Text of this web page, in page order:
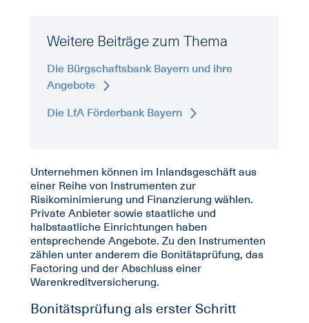
Weitere Beiträge zum Thema
Die Bürgschaftsbank Bayern und ihre
Angebote
Die LfA Förderbank Bayern
Unternehmen können im Inlandsgeschäft aus
einer Reihe von Instrumenten zur
Risikominimierung und Finanzierung wählen.
Private Anbieter sowie staatliche und
halbstaatliche Einrichtungen haben
entsprechende Angebote. Zu den Instrumenten
zählen unter anderem die Bonitätsprüfung, das
Factoring und der Abschluss einer
Warenkreditversicherung.
Bonitätsprüfung als erster Schritt